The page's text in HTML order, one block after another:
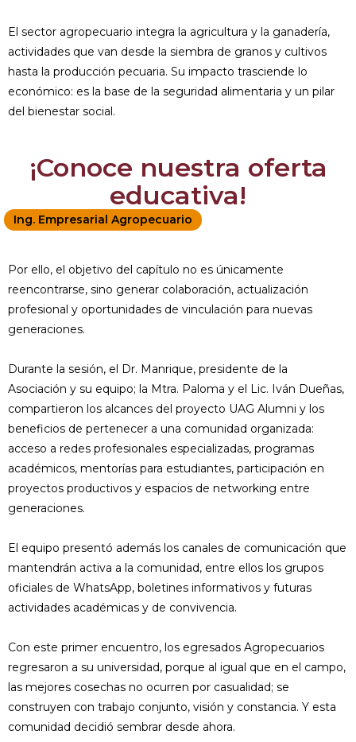
El sector agropecuario integra la agricultura y la ganadería,
actividades que van desde la siembra de granos y cultivos
hasta la producción pecuaria. Su impacto trasciende lo
económico: es la base de la seguridad alimentaria y un pilar
del bienestar social.
¡Conoce nuestra oferta
educativa!
Ing. Empresarial Agropecuario
Por ello, el objetivo del capítulo no es únicamente
reencontrarse, sino generar colaboración, actualización
profesional y oportunidades de vinculación para nuevas
generaciones.
Durante la sesión, el Dr. Manrique, presidente de la
Asociación y su equipo; la Mtra. Paloma y el Lic. Iván Dueñas,
compartieron los alcances del proyecto UAG Alumni y los
beneficios de pertenecer a una comunidad organizada:
acceso a redes profesionales especializadas, programas
académicos, mentorías para estudiantes, participación en
proyectos productivos y espacios de networking entre
generaciones.
El equipo presentó además los canales de comunicación que
mantendrán activa a la comunidad, entre ellos los grupos
oficiales de WhatsApp, boletines informativos y futuras
actividades académicas y de convivencia.
Con este primer encuentro, los egresados Agropecuarios
regresaron a su universidad, porque al igual que en el campo,
las mejores cosechas no ocurren por casualidad; se
construyen con trabajo conjunto, visión y constancia. Y esta
comunidad decidió sembrar desde ahora.